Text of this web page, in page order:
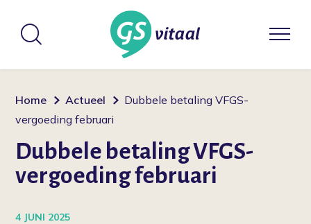
Home Actueel
Dubbele betaling VFGS-
vergoeding februari
Dubbele betaling VFGS-
vergoeding februari
4 JUNI 2025